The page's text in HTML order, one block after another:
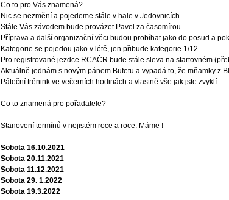
Co to pro Vás znamená?
Nic se nezmění a pojedeme stále v hale v Jedovnicích.
Stále Vás závodem bude provázet Pavel za časomírou.
Příprava a další organizační věci budou probíhat jako do posud a
Kategorie se pojedou jako v létě, jen přibude kategorie 1/12.
Pro registrované jezdce RCAČR bude stále sleva na startovném
Aktuálně jednám s novým pánem Bufetu a vypadá to, že mňamky z
Páteční trénink ve večerních hodinách a vlastně vše jak jste zvyklí …
Co to znamená pro pořadatele?
Stanovení termínů v nejistém roce a roce. Máme !
Sobota 16.10.2021
Sobota 20.11.2021
Sobota 11.12.2021
Sobota 29. 1.2022
Sobota 19.3.2022